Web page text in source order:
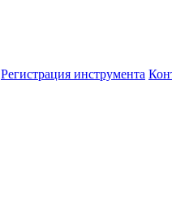
Регистрация инструмента